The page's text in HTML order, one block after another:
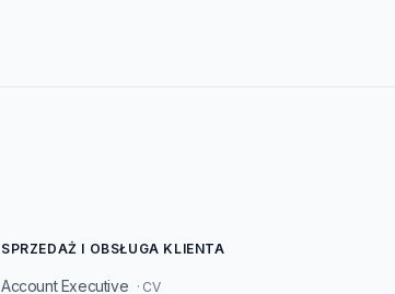
SPRZEDAŻ I OBSŁUGA KLIENTA
Account Executive · CV